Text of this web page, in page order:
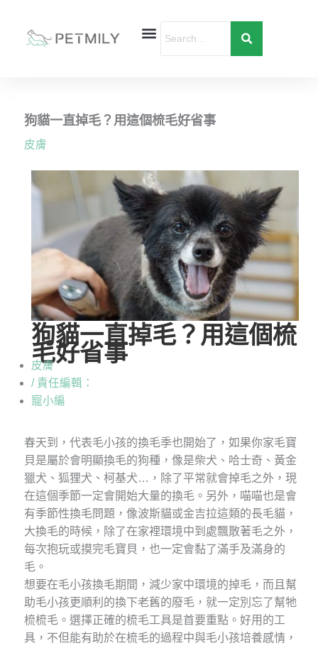
狗貓一直掉毛？用這個梳毛好省事
皮膚
狗貓一直掉毛？用這個梳
毛好省事
皮膚
/ 責任編輯：
寵小編
春天到，代表毛小孩的換毛季也開始了，如果你家毛寶
貝是屬於會明顯換毛的狗種，像是柴犬、哈士奇、黃金
獵犬、狐狸犬、柯基犬…，除了平常就會掉毛之外，現
在這個季節一定會開始大量的換毛。另外，喵喵也是會
有季節性換毛問題，像波斯貓或金吉拉這類的長毛貓，
大換毛的時候，除了在家裡環境中到處飄散著毛之外，
每次抱玩或摸完毛寶貝，也一定會黏了滿手及滿身的
毛。
想要在毛小孩換毛期間，減少家中環境的掉毛，而且幫
助毛小孩更順利的換下老舊的廢毛，就一定別忘了幫牠
梳梳毛。選擇正確的梳毛工具是首要重點。好用的工
具，不但能有助於在梳毛的過程中與毛小孩培養感情，